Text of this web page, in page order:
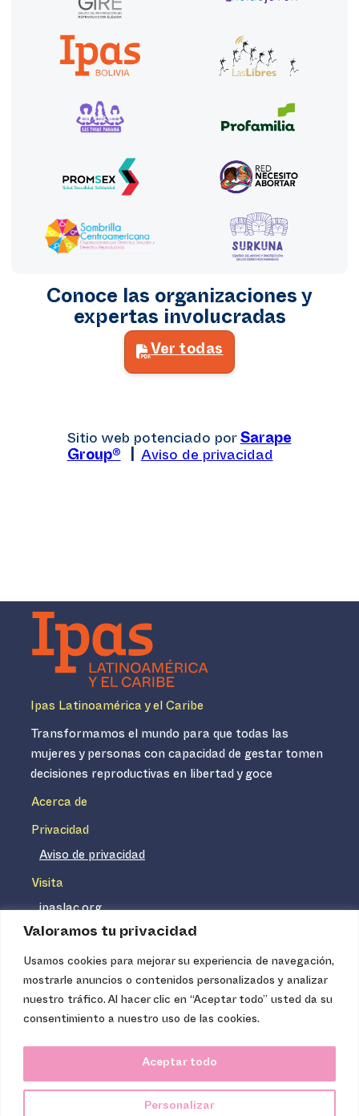
Valoramos tu privacidad
Usamos cookies para mejorar su experiencia de navegación,
mostrarle anuncios o contenidos personalizados y analizar
nuestro tráfico. Al hacer clic en “Aceptar todo” usted da su
consentimiento a nuestro uso de las cookies.
Personalizar
Aceptar todo
Conoce las organizaciones y
expertas involucradas
Ver todas
Sitio web potenciado por Sarape
Group® Aviso de privacidad
Ipas Latinoamérica y el Caribe
Transformamos el mundo para que todas las
mujeres y personas con capacidad de gestar tomen
decisiones reproductivas en libertad y goce
Acerca de
Privacidad
Aviso de privacidad
Visita
ipaslac.org
ipasmexico.org
Ipas no es un distribuidor de insumos médicos. Nuestros
técnica necesaria para proveer servicios de aborto seguro
de calidad. Los servicios que ofrecemos no tienen costo
carácter no lucrativo.